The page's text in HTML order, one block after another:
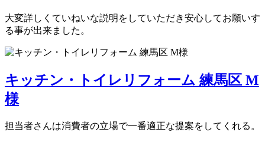
大変詳しくていねいな説明をしていただき安心してお願いす
る事が出来ました。
キッチン・トイレリフォーム 練馬区 M
様
担当者さんは消費者の立場で一番適正な提案をしてくれる。